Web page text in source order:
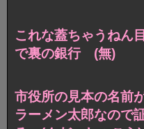
これな蓋ちゃうねん
で裏の銀行 (無)
市役所の見本の名前
ラーメン太郎なので